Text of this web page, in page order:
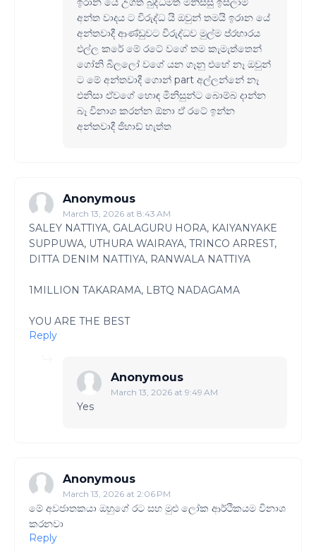
අන්ත වාදය ට විරුද්ධ යි ඔවුන් තමයි ඉරාන යේ
අන්තවාදී ආණ්ඩුවට විරුද්ධව මුල්ම ප්රහාරය
එල්ල කරේ මේ රටේ වගේ තම කැමැත්තෙන්
ගෝනි බිලලෝ වගේ යන ගෑනු එහේ නෑ ඔවුන්
ට මේ අන්තවාදී ගොන් part අල්ලන්නේ නෑ
එනිසා ඒවගේ හොඳ මිනිසුන්ට බොම්බ දාන්න
බෑ විනාශ කරන්න ඕනා ඒ රටේ ඉන්න
අන්තවාදී ජිහාඩ් හැත්ත
Anonymous
March 13, 2026 at 8:43 AM
SALEY NATTIYA, GALAGURU HORA, KAIYANYAKE
SUPPUWA, UTHURA WAIRAYA, TRINCO ARREST,
DITTA DENIM NATTIYA, RANWALA NATTIYA
1MILLION TAKARAMA, LBTQ NADAGAMA
YOU ARE THE BEST
Reply
Anonymous
March 13, 2026 at 9:49 AM
Yes
Anonymous
March 13, 2026 at 2:06 PM
මේ අවජාතකයා ඔහුගේ රට සහ මුළු ලෝක ආර්ථිකයම විනාශ
කරනවා
Reply